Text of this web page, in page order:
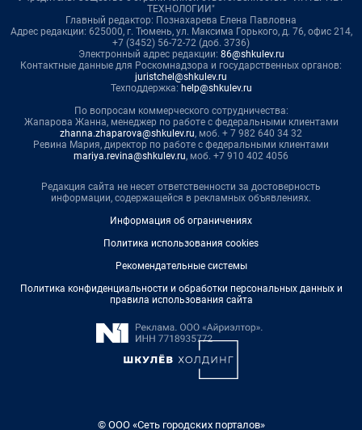
ТЕХНОЛОГИИ"
Главный редактор: Познахарева Елена Павловна
Адрес редакции: 625000, г. Тюмень, ул. Максима Горького, д. 76, офис 214,
+7 (3452) 56-72-72 (доб. 3736)
Электронный адрес редакции: 86@shkulev.ru
Контактные данные для Роскомнадзора и государственных органов:
juristchel@shkulev.ru
Техподдержка: help@shkulev.ru
По вопросам коммерческого сотрудничества:
Жапарова Жанна, менеджер по работе с федеральными клиентами
zhanna.zhaparova@shkulev.ru, моб. + 7 982 640 34 32
Ревина Мария, директор по работе с федеральными клиентами
mariya.revina@shkulev.ru, моб. +7 910 402 4056
Редакция сайта не несет ответственности за достоверность
информации, содержащейся в рекламных объявлениях.
Информация об ограничениях
Политика использования cookies
Рекомендательные системы
Политика конфиденциальности и обработки персональных данных и
правила использования сайта
© ООО «Сеть городских порталов»